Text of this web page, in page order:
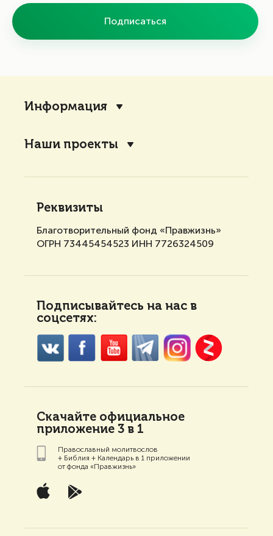
Подписаться
Информация
Наши проекты
Реквизиты
Благотворительный фонд «Правжизнь»
ОГРН 73445454523 ИНН 7726324509
Подписывайтесь на нас в
соцсетях:
Скачайте официальное
приложение 3 в 1
Православный молитвослов
+ Библия + Календарь в 1 приложении
от фонда «Правжизнь»